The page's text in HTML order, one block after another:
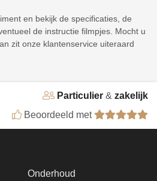
en bekijk de specificaties, de
de instructie filmpjes. Mocht u
zit onze klantenservice uiteraard
Particulier & zakelijk
Beoordeeld met
Onderhoud